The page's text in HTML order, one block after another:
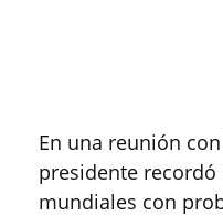
En una reunión
presidente recordó
mundiales con